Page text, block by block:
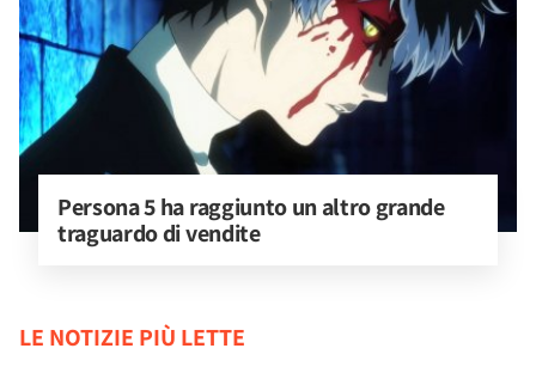
Persona 5 ha raggiunto un altro grande
traguardo di vendite
LE NOTIZIE PIÙ LETTE